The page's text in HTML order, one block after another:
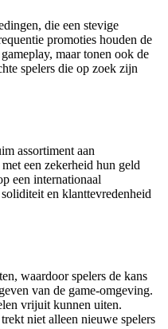
die een stevige
promoties houden de
maar tonen ook de
spelers die op zoek zijn
assortiment aan
een zekerheid hun geld
een internationaal
en klanttevredenheid
waardoor spelers de kans
van de game-omgeving.
vrijuit kunnen uiten.
niet alleen nieuwe spelers